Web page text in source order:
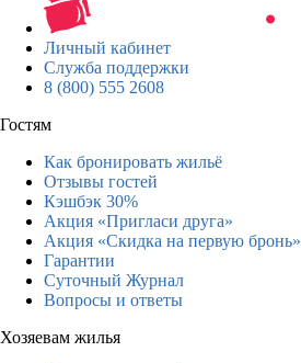
Личный кабинет
Служба поддержки
8 (800) 555 2608
Гостям
Как бронировать жильё
Отзывы гостей
Кэшбэк 30%
Акция «Пригласи друга»
Акция «Скидка на первую бронь»
Гарантии
Суточный Журнал
Вопросы и ответы
Хозяевам жилья